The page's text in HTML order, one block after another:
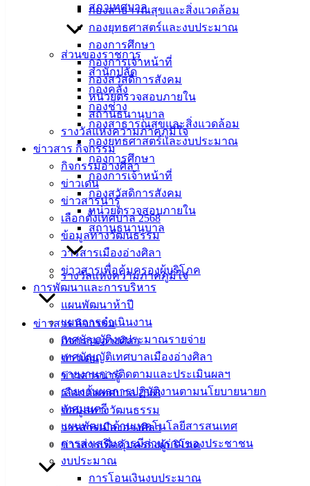
กองสาธารณสุขและสิ่งแวดล้อม
กองยุทธศาสตร์และงบประมาณ
กองการศึกษา
กองการเจ้าหน้าที่
กองสวัสดิการสังคม
หน่วยตรวจสอบภายใน
สถานธนานุบาล
รางวัลแห่งความภาคภูมิใจ
ข่าวสาร กิจกรรม
กิจกรรมอ่างศิลา
ข่าวเด่น
ข่าวสารน่ารู้
เลือกตั้งเทศบาล 2568
ข้อมูลทางวัฒนธรรม
วารสารเมืองอ่างศิลา
ข่าวสารเพื่อคุ้มครองผู้บริโภค
การพัฒนาและการบริหาร
แผนพัฒนาห้าปี
แผนการดำเนินงาน
เทศบัญญัติงบประมาณรายจ่าย
เทศบัญญัติเทศบาลเมืองอ่างศิลา
รายงานการติดตามและประเมินผลฯ
รายงานผลการปฏิบัติงานตามนโยบายนายก
เทศมนตรี
แผนพัฒนาด้านเทคโนโลยีสารสนเทศ
การส่งเสริมการมีส่วนร่วมของประชาชน
งบประมาณ
การโอนเงินงบประมาณ
สภาเทศบาล
ส่วนของราชการ
สำนักปลัด
กองคลัง
กองช่าง
กองสาธารณสุขและสิ่งแวดล้อม
กองยุทธศาสตร์และงบประมาณ
กองการศึกษา
กองการเจ้าหน้าที่
กองสวัสดิการสังคม
หน่วยตรวจสอบภายใน
สถานธนานุบาล
รางวัลแห่งความภาคภูมิใจ
ข่าวสาร กิจกรรม
กิจกรรมอ่างศิลา
ข่าวเด่น
ข่าวสารน่ารู้
เลือกตั้งเทศบาล 2568
ข้อมูลทางวัฒนธรรม
วารสารเมืองอ่างศิลา
ข่าวสารเพื่อคุ้มครองผู้บริโภค
สำนักงาน
เทศบาลเมือง
อ่างศิลา 90/338
ม.3 ต.เสม็ด
อ.เมือง จ.ชลบุรี
038-
142-100-104
บริการ
ประชาชน
ดาวน์โหลด
แบบ
ฟอร์ม,
เอกสาร
คู่มือ
สำหรับ
ประชาชน/